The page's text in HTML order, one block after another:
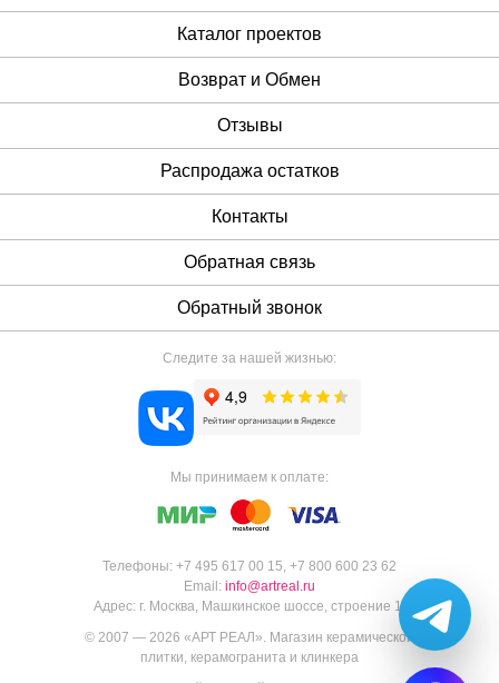
Каталог проектов
Возврат и Обмен
Отзывы
Распродажа остатков
Контакты
Обратная связь
Обратный звонок
Телефоны: +7 495 617 00 15, +7 800 600 23 62
Email: info@artreal.ru
Адрес: г. Москва, Машкинское шоссе, строение 1.
© 2007 — 2026 «АРТ РЕАЛ ». Магазин керамической
плитки, керамогранита и клинкера
Следите за нашей жизнью:
Мы принимаем к оплате: